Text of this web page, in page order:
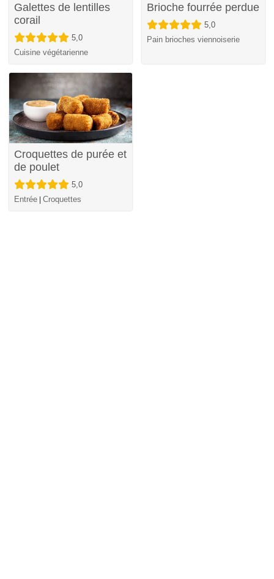
Galettes de lentilles
corail
5,0
Cuisine végétarienne
Brioche fourrée perdue
5,0
Pain brioches viennoiserie
Croquettes de purée et
de poulet
5,0
Entrée | Croquettes